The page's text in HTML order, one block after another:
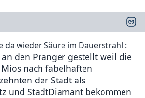
da wieder Säure im Dauerstrahl :
den Pranger gestellt weil die
nach fabelhaften
der Stadt als
und StadtDiamant bekommen